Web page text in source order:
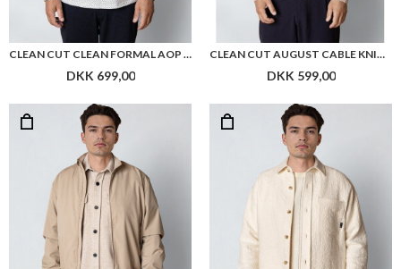
CLEAN CUT CLEAN FORMAL AOP STRETCH SHIRT LS
DKK 699,00
CLEAN CUT AUGUST CABLE KNITTED JUMPER
DKK 599,00